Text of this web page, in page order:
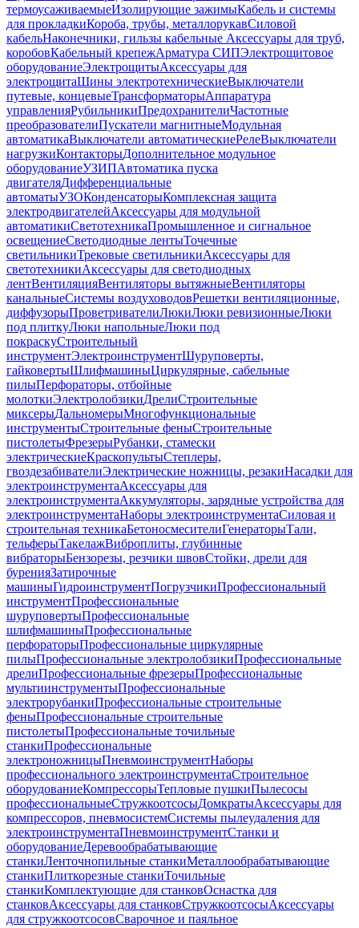
термоусаживаемыеИзолирующие зажимыКабель и системы
для прокладкиКороба, трубы, металлорукавСиловой
кабельНаконечники, гильзы кабельные Аксессуары для труб,
коробовКабельный крепежАрматура СИПЭлектрощитовое
оборудованиеЭлектрощитыАксессуары для
электрощитаШины электротехническиеВыключатели
путевые, концевыеТрансформаторыАппаратура
управленияРубильникиПредохранителиЧастотные
преобразователиПускатели магнитныеМодульная
автоматикаВыключатели автоматическиеРелеВыключатели
нагрузкиКонтакторыДополнительное модульное
оборудованиеУЗИПАвтоматика пуска
двигателяДифференциальные
автоматыУЗОКонденсаторыКомплексная защита
электродвигателейАксессуары для модульной
автоматикиСветотехникаПромышленное и сигнальное
освещениеСветодиодные лентыТочечные
светильникиТрековые светильникиАксессуары для
светотехникиАксессуары для светодиодных
лентВентиляцияВентиляторы вытяжныеВентиляторы
канальныеСистемы воздуховодовРешетки вентиляционные,
диффузорыПроветривателиЛюкиЛюки ревизионныеЛюки
под плиткуЛюки напольныеЛюки под
покраскуСтроительный
инструментЭлектроинструментШуруповерты,
гайковертыШлифмашиныЦиркулярные, сабельные
пилыПерфораторы, отбойные
молоткиЭлектролобзикиДрелиСтроительные
миксерыДальномерыМногофункциональные
инструментыСтроительные феныСтроительные
пистолетыФрезерыРубанки, стамески
электрическиеКраскопультыСтеплеры,
гвоздезабивателиЭлектрические ножницы, резакиНасадки для
электроинструментаАксессуары для
электроинструментаАккумуляторы, зарядные устройства для
электроинструментаНаборы электроинструментаСиловая и
строительная техникаБетоносмесителиГенераторыТали,
тельферыТакелажВиброплиты, глубинные
вибраторыБензорезы, резчики швовСтойки, дрели для
буренияЗатирочные
машиныГидроинструментПогрузчикиПрофессиональный
инструментПрофессиональные
шуруповертыПрофессиональные
шлифмашиныПрофессиональные
перфораторыПрофессиональные циркулярные
пилыПрофессиональные электролобзикиПрофессиональные
дрелиПрофессиональные фрезерыПрофессиональные
мультиинструментыПрофессиональные
электрорубанкиПрофессиональные строительные
феныПрофессиональные строительные
пистолетыПрофессиональные точильные
станкиПрофессиональные
электроножницыПневмоинструментНаборы
профессионального электроинструментаСтроительное
оборудованиеКомпрессорыТепловые пушкиПылесосы
профессиональныеСтружкоотсосыДомкратыАксессуары для
компрессоров, пневмосистемСистемы пылеудаления для
электроинструментаПневмоинструментСтанки и
оборудованиеДеревообрабатывающие
станкиЛенточнопильные станкиМеталлообрабатывающие
станкиПлиткорезные станкиТочильные
станкиКомплектующие для станковОснастка для
станковАксессуары для станковСтружкоотсосыАксессуары
для стружкоотсосовСварочное и паяльное